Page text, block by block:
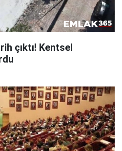
çıktı! Kentsel